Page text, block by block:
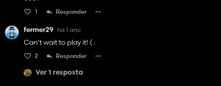
1 Responder
fermer29 há 1 ano
Can't wait to play it! ( :
2 Responder
Ver 1 resposta